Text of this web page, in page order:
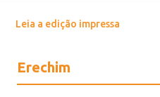
Leia a edição impressa
Erechim